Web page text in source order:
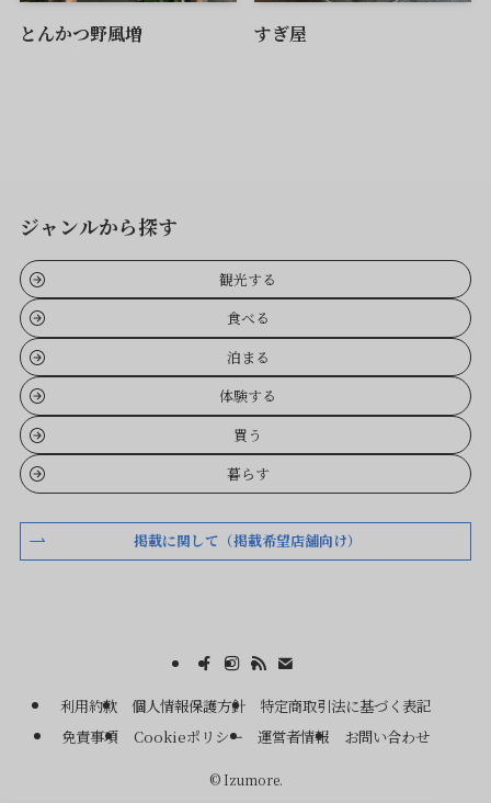
とんかつ野風増 すぎ屋
ジャンルから探す
観光する
食べる
泊まる
体験する
買う
暮らす
掲載に関して（掲載希望店舗向け）
利用約款 個人情報保護方針
特定商取引法に基づく表記
免責事項
Cookieポリシー 運営者情報 お問い合わせ
©Izumore.